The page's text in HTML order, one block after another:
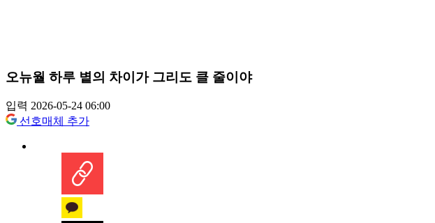
오뉴월 하루 볕의 차이가 그리도 클 줄이야
입력 2026-05-24 06:00
선호매체 추가